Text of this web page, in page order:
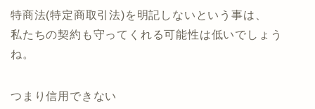
特商法(特定商取引法)を明記しないという事は、
私たちの契約も守ってくれる可能性は低いでしょう
ね。
つまり信用できない